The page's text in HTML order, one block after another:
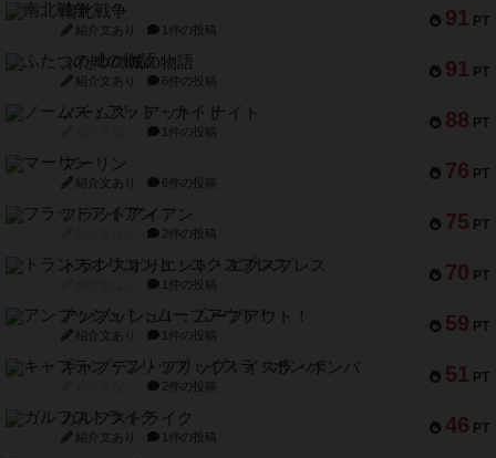
91 PT
南北戦争
紹介文あり 1件の投稿
91 PT
ふたつの城の物語
紹介文あり 6件の投稿
88 PT
ノームズ・アット・ナイト
1件の投稿
76 PT
マーリン
紹介文あり 6件の投稿
75 PT
フラットアイアン
2件の投稿
70 PT
トランスオリエント・エクスプレス
1件の投稿
59 PT
アンブッシュ！：ムーブアウト！
紹介文あり 1件の投稿
51 PT
キャプテン・フリップ：イスラ・ボンバ
2件の投稿
46 PT
ガルフストライク
紹介文あり 1件の投稿